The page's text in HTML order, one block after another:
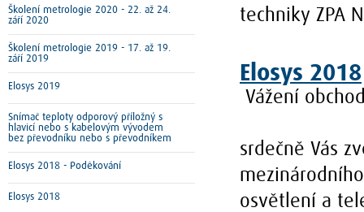
techniky ZPA
Elosys 2018
Vážení
srdečně Vás
osvětlení a
Školení metrologie 2020 - 22. až 24.
září 2020
Školení metrologie 2019 - 17. až 19.
září 2019
Elosys 2019
Snímač teploty odporový příložný s
hlavicí nebo s kabelovým vývodem
bez převodníku nebo s převodníkem
Elosys 2018 - Poděkování
Elosys 2018